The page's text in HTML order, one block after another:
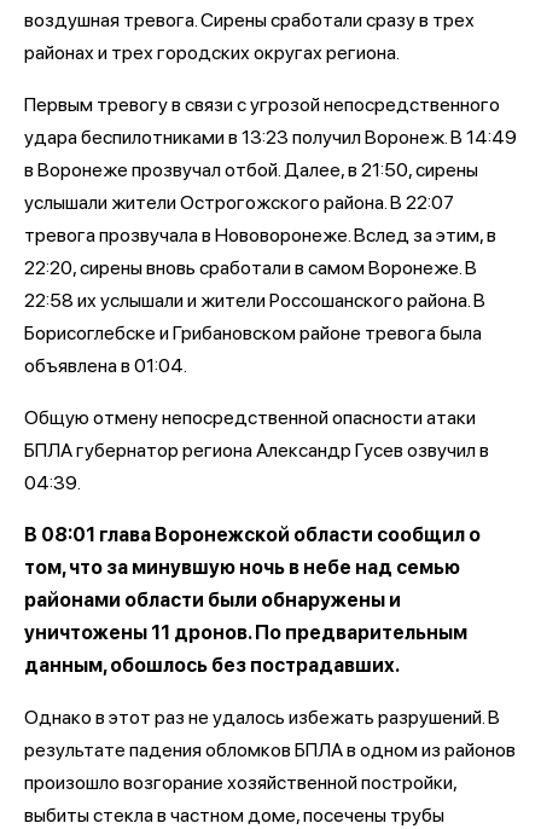
воздушная тревога. Сирены сработали сразу в трех
районах и трех городских округах региона.
Первым тревогу в связи с угрозой непосредственного
удара беспилотниками в 13:23 получил Воронеж. В 14:49
в Воронеже прозвучал отбой. Далее, в 21:50, сирены
услышали жители Острогожского района. В 22:07
тревога прозвучала в Нововоронеже. Вслед за этим, в
22:20, сирены вновь сработали в самом Воронеже. В
22:58 их услышали и жители Россошанского района. В
Борисоглебске и Грибановском районе тревога была
объявлена в 01:04.
Общую отмену непосредственной опасности атаки
БПЛА губернатор региона Александр Гусев озвучил в
04:39.
В 08:01 глава Воронежской области сообщил о
том, что за минувшую ночь в небе над семью
районами области были обнаружены и
уничтожены 11 дронов. По предварительным
данным, обошлось без пострадавших.
Однако в этот раз не удалось избежать разрушений. В
результате падения обломков БПЛА в одном из районов
произошло возгорание хозяйственной постройки,
выбиты стекла в частном доме, посечены трубы